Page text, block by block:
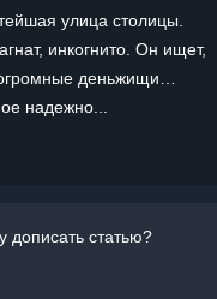
улица столицы.
инкогнито. Он ищет,
деньжищи…
надежно...
дописать статью?